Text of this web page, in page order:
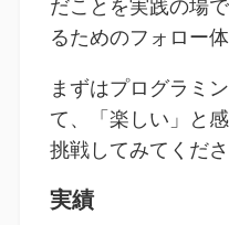
だことを実践の場
るためのフォロー
まずはプログラミ
て、「楽しい」と
挑戦してみてくださ
実績